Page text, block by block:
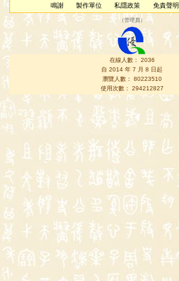
鳴謝
製作單位 私隱政策 免責聲明
（管理員 ）
在線人數： 2036
自 2014 年 7 月 8 日起
瀏覽人數： 80223510
使用次數： 294212827